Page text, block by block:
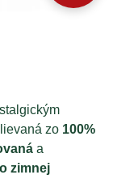
zo 100%
a
zimnej